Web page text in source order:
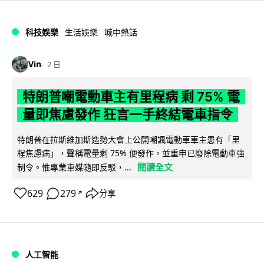
科技娛樂 生活娛樂 城中熱話
Vin 2 日
特朗普嘲電動車主有里程病 剩 75% 電
量即焦慮發作 狂言一手終結電車指令
特朗普在拉斯維加斯造勢大會上公開嘲諷電動車車主患有「里
程焦慮病」，聲稱電量剩 75% 便發作，並重申已廢除電動車強
制令。惟專業車媒隨即反駁，...
閱讀全文
629 279 ↗ 分享
人工智能